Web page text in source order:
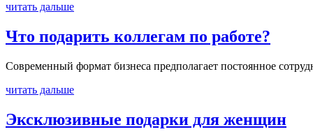
читать дальше
Что подарить коллегам по работе?
Современный формат бизнеса предполагает постоянное
читать дальше
Эксклюзивные подарки для женщин